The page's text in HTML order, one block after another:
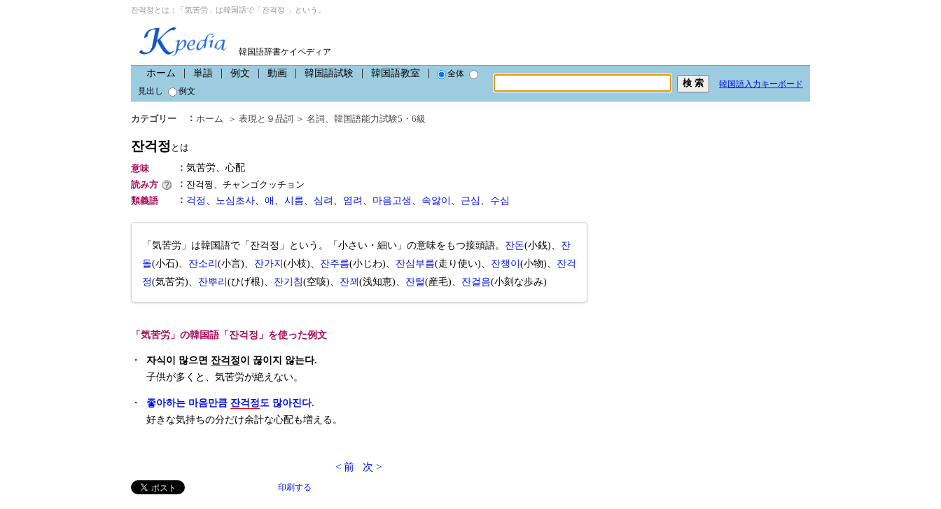
잔걱정とは：「気苦労」は韓国語で「잔걱정 」という。
韓国語辞書ケイペディア
ホーム 単語 例文 動画 韓国語試験 韓国語教室
全体
見出し
例文
韓国語入力キーボード
カテゴリー ： ホーム ＞ 表現と９品詞 ＞ 名詞 、 韓国語能力試験5・6級
잔걱정 とは
意味
： 気苦労、心配
読み方
： 잔걱쩡、チャンゴクッチョン
類義語
： 걱정 、 노심초사、 애 、 시름、 심려 、 염려 、 마음고생 、 속앓이 、 근심 、 수심
「気苦労」は韓国語で「잔걱정」という。「小さい・細い」の意味をもつ接頭語。 잔돈(小銭)、 잔
돌(小石)、 잔소리 (小言)、 잔가지 (小枝)、 잔주름(小じわ)、 잔심부름(走り使い)、 잔챙이 (小物)、 잔걱
정(気苦労)、 잔뿌리 (ひげ根)、 잔기침(空咳)、 잔꾀 (浅知恵)、 잔털(産毛)、 잔걸음(小刻な歩み)
「気苦労」の韓国語「잔걱정」を使った例文
・ 자식이 많으면 잔걱정이 끊이지 않는다.
子供が多くと、気苦労が絶えない。
・ 좋아하는 마음만큼 잔걱정도 많아진다.
好きな気持ちの分だけ余計な心配も増える。
< 前 次 >
印刷する